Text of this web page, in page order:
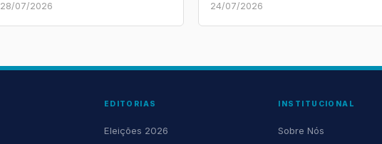
28/07/2026 24/07/2026
EDITORIAS
Eleições 2026
INSTITUCIONAL
Sobre Nós